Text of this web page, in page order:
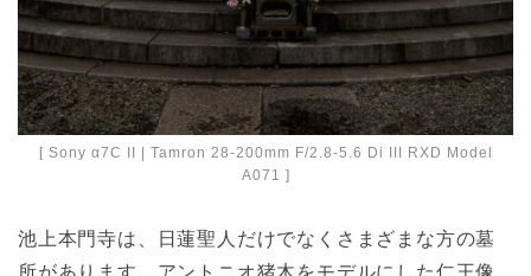
[ Sony α7C II | Tamron 28-200mm F/2.8-5.6 Di III RXD Model
A071 ]
池上本門寺は、日蓮聖人だけでなくさまざまな方の墓
所があります。アントニオ猪木をモデルにした仁王像